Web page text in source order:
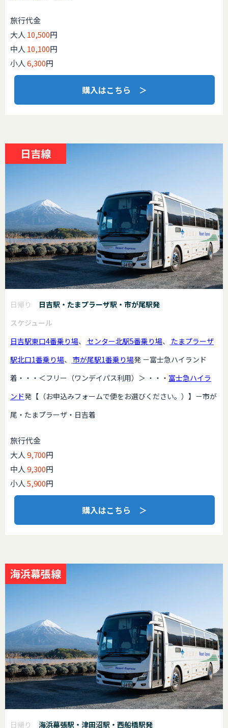
旅行代金
大人 10,500円
中人 10,100円
小人 6,300円
購入はこちら ＞
日吉線
日帰り
日吉駅・たまプラーザ駅・市が尾駅発
スケジュール
日吉駅東口4番乗り場、 センター北駅5番乗り場、
たまプラーザ
駅北口1番乗り場、 市が尾駅1番乗り場発 －富士急ハイランド
着・・・＜フリー（ワンデイパス利用）＞ ・・・ 富士急ハイラ
ンド発【（お申込みフォームで便をお選びください。）】－市が
尾・たまプラーザ・日吉着
旅行代金
大人 9,700円
中人 9,300円
小人 5,900円
購入はこちら ＞
海浜幕張線
日帰り 海浜幕張駅・津田沼駅・西船橋駅発